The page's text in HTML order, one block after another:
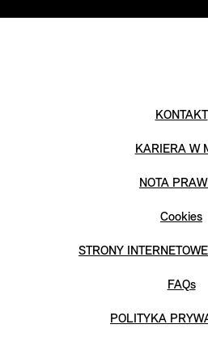
KONTAKT
KARIERA W
NOTA
Cookies
STRONY
FAQs
POLITYKA